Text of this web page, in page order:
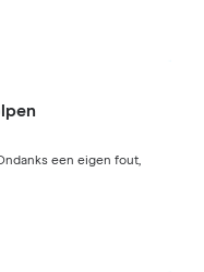
een eigen fout,